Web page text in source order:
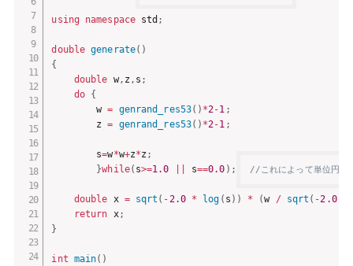
using namespace std ;
double generate( )
{
double w, z , s ;
do {
        w
= genrand_res53( ) *2-1 ;
        z
= genrand_res53( ) *2-1 ;
        s
=w*w+z*z ;
}while( s>=1.0 s==0.0 ) ; //これによって単位円の
double x = sqrt ( -2.0 * log ( s ) ) * (w / sqrt ( -2.0
return x;
}
int main( )